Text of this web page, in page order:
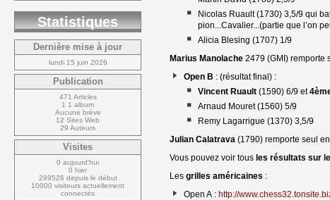
Nicolas Ruault (1730) 3,5/9 qui
pion...Cavalier...(partie que l’on
Alicia Blesing (1707) 1/9
Marius Manolache 2479 (GMI) remporte
Open B : (résultat final) :
Vincent Ruault (1590) 6/9 et
Arnaud Mouret (1560) 5/9
Remy Lagarrigue (1370) 3,5/9
Julian Calatrava (1790) remporte seul
Vous pouvez voir tous les résultats sur
Les grilles américaines :
Open A : http://
Statistiques
Dernière mise à jour
lundi 15 juin 2026
Publication
471 Articles
1 1 album
Aucune brève
12 Sites Web
29 Auteurs
Visites
0 aujourd'hui
0 hier
299526 depuis le début
10000 visiteurs actuellement
connectés